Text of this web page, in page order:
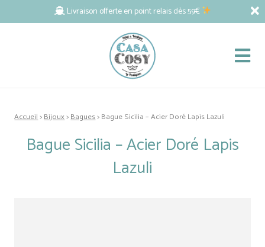
Livraison offerte en point relais dès 59€
Accueil>Bijoux>Bagues> Bague Sicilia – Acier Doré Lapis Lazuli
Bague Sicilia – Acier Doré Lapis
Lazuli